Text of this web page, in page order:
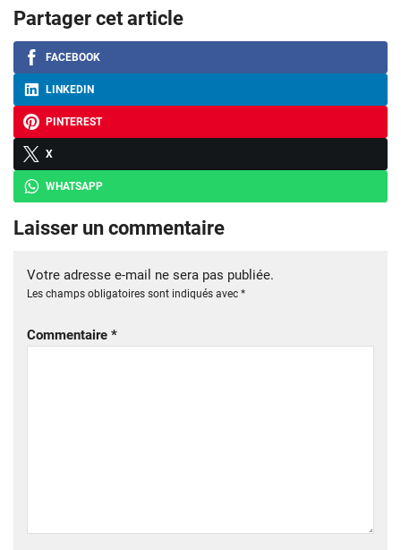
Partager cet article
FACEBOOK
LINKEDIN
PINTEREST
X
WHATSAPP
Laisser un commentaire
Votre adresse e-mail ne sera pas publiée.
Les champs obligatoires sont indiqués avec *
Commentaire *